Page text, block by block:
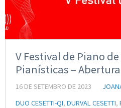
V Festival de Piano
Pianísticas – Abertura
16 DE SETEMBRO DE 2023
DUO CESETTI-QI, DURVAL CESETTI,